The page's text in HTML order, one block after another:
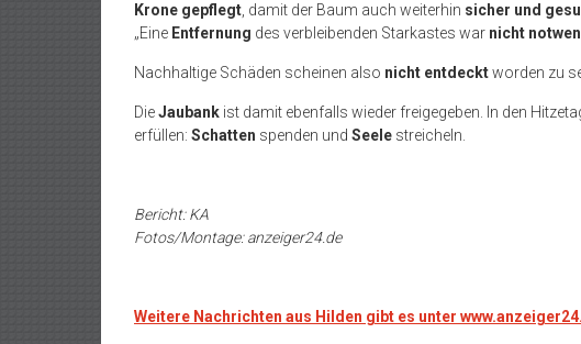
Krone gepflegt, damit der Baum auch weiterhin sicher und
„Eine Entfernung des verbleibenden Starkastes war nicht
Nachhaltige Schäden scheinen also nicht entdecktworden zu
DieJaubank ist damit ebenfalls wieder freigegeben. In den
erfüllen: Schatten spenden und Seele streicheln.
Bericht: KA
Fotos/Montage: anzeiger24.de
Weitere Nachrichten aus Hilden gibt es unter